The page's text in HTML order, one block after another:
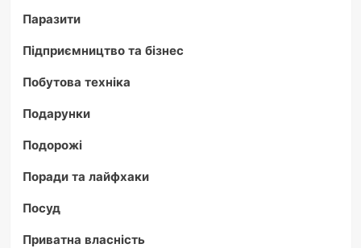
Паразити
Підприємництво та бізнес
Побутова техніка
Подарунки
Подорожі
Поради та лайфхаки
Посуд
Приватна власність